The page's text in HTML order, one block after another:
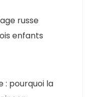
russe
enfants
: pourquoi la